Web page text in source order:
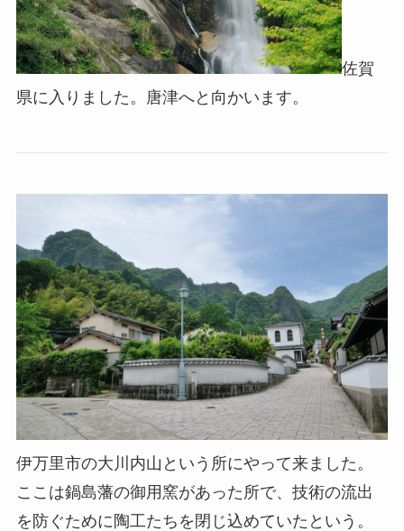
佐賀
県に入りました。唐津へと向かいます。
伊万里市の大川内山という所にやって来ました。
ここは鍋島藩の御用窯があった所で、技術の流出
を防ぐために陶工たちを閉じ込めていたという。